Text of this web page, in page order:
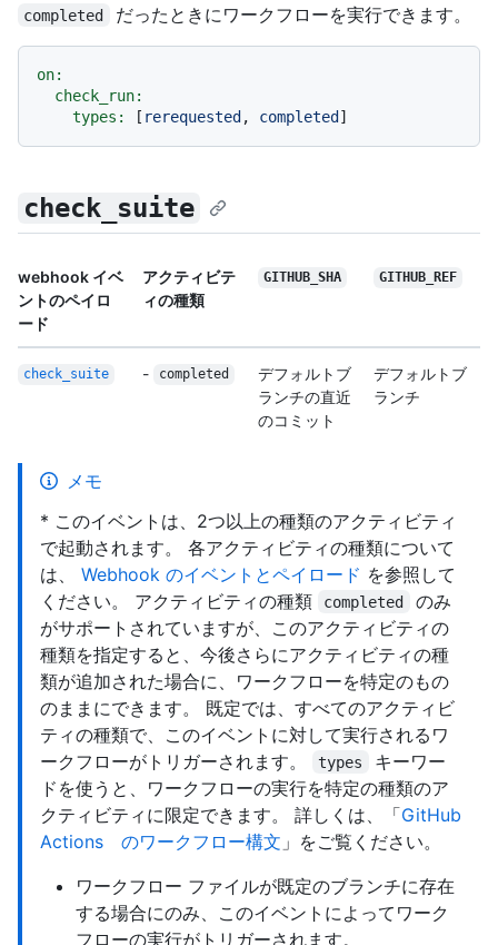
completed だったときにワークフローを実行できます。
on:
check_run:
types:
[ rerequested, completed
check_suite
webhook イベ
ントのペイロ
ード
アクティビテ
ィの種類
GITHUB_SHA GITHUB_REF
check_suite - completed
デフォルトブ
ランチの直近
のコミット
デフォルトブ
ランチ
メモ
* このイベントは、2つ以上の種類のアクティビティ
で起動されます。 各アクティビティの種類について
は、 Webhook のイベントとペイロード を参照して
ください。 アクティビティの種類
completed
のみ
がサポートされていますが、このアクティビティの
種類を指定すると、今後さらにアクティビティの種
類が追加された場合に、ワークフローを特定のもの
のままにできます。 既定では、すべてのアクティビ
ティの種類で、このイベントに対して実行されるワ
ークフローがトリガーされます。
types
キーワー
ドを使うと、ワークフローの実行を特定の種類のア
クティビティに限定できます。 詳しくは、「GitHub
Actions のワークフロー構文 」をご覧ください。
ワークフロー ファイルが既定のブランチに存在
する場合にのみ、このイベントによってワーク
フローの実行がトリガーされます。